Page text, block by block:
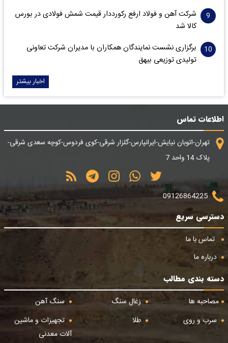
شرکت آهن و فولاد ارفع رکورددار قیمت شمش فولادی در بورس
کالا شد
برگزاری نشست نمایندگان همکاران با مدیران شرکت تعاونی
تولیدی توزیعی بیهق
اخبار بیشتر
اطلاعات تماس
تهران-اتوبان نیایش-ایرانپارس-گلزار شرقی-کوی فردوس-کوچه سعدی شرقی-
پلاک 14 واحد 7
09126864225
دسترسی سریع
تماس با ما
درباره ما
دسته بندی مطالب
مصاحبه ها
زغال سنگ
سنگ آهن
سرب و روی
طلا
تجهیزات و ماشین
آلات معدنی